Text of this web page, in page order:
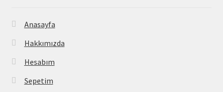
Anasayfa
Hakkımızda
Hesabım
Sepetim